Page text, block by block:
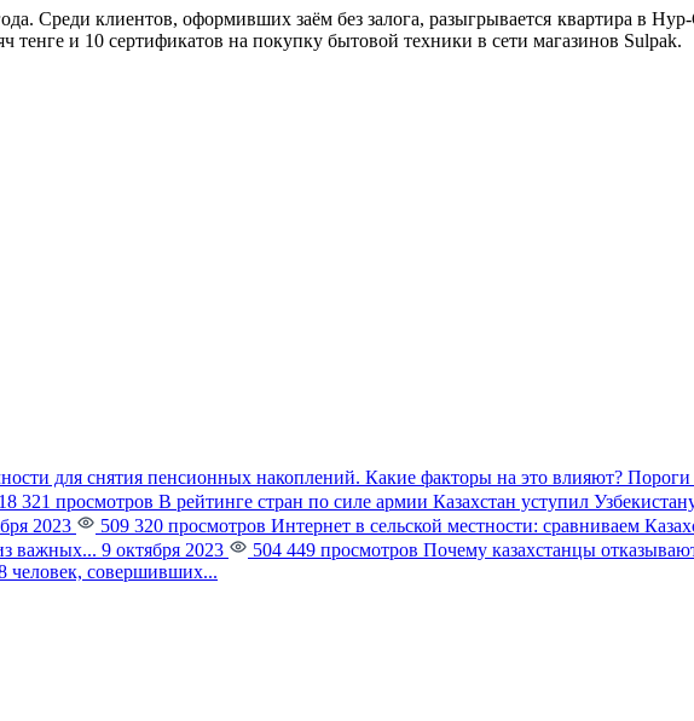
Среди клиентов, оформивших заём без залога, разыгрывается квартира в
тенге и 10 сертификатов на покупку бытовой техники в сети магазинов Sulpak.
для снятия пенсионных накоплений. Какие факторы на это влияют? Пороги
321 просмотров В рейтинге стран по силе армии Казахстан уступил
2023 509 320 просмотров Интернет в сельской местности: сравниваем
важных... 9 октября 2023 504 449 просмотров Почему казахстанцы
человек, совершивших...